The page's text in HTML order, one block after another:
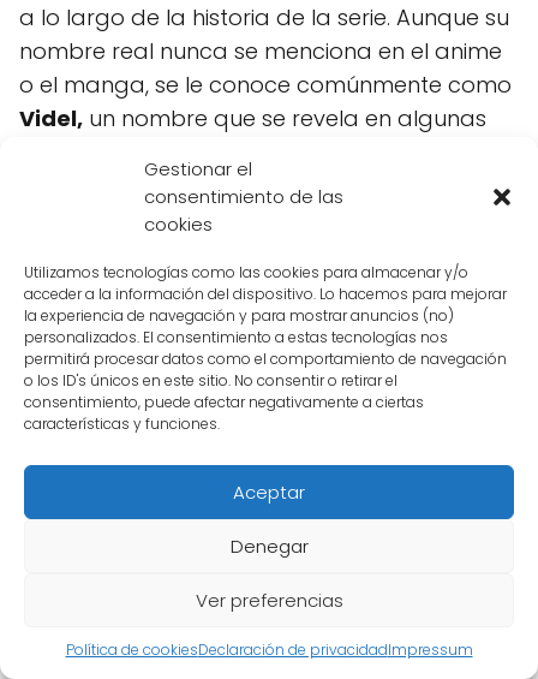
Gestionar el
consentimiento de las
cookies
Utilizamos tecnologías como las cookies para almacenar y/o
acceder a la información del dispositivo. Lo hacemos para mejorar
la experiencia de navegación y para mostrar anuncios (no)
personalizados. El consentimiento a estas tecnologías nos
permitirá procesar datos como el comportamiento de navegación
o los ID's únicos en este sitio. No consentir o retirar el
consentimiento, puede afectar negativamente a ciertas
características y funciones.
Aceptar
Denegar
Ver preferencias
Política de cookiesDeclaración de privacidadImpressum
a lo largo de la historia de la serie. Aunque su
nombre real nunca se menciona en el anime
o el manga, se le conoce comúnmente como
Videl, un nombre que se revela en algunas
Videl es la hija del Sr. Satán,el famoso
mundial después de derrotar a Cell en el
Torneo de las Artes Marciales. A diferencia de
su padre,Videl no tiene habilidades
sobrehumanas ni poderes de lucha,
pero
eso no le impide estar involucrada en las
El papel de Videl en Dragon Ball Z
En Dragon Ball Z, Videl se presenta como una
joven valiente y decidida. Al principio, se
seres con poderes, como los Saiyajin, pero